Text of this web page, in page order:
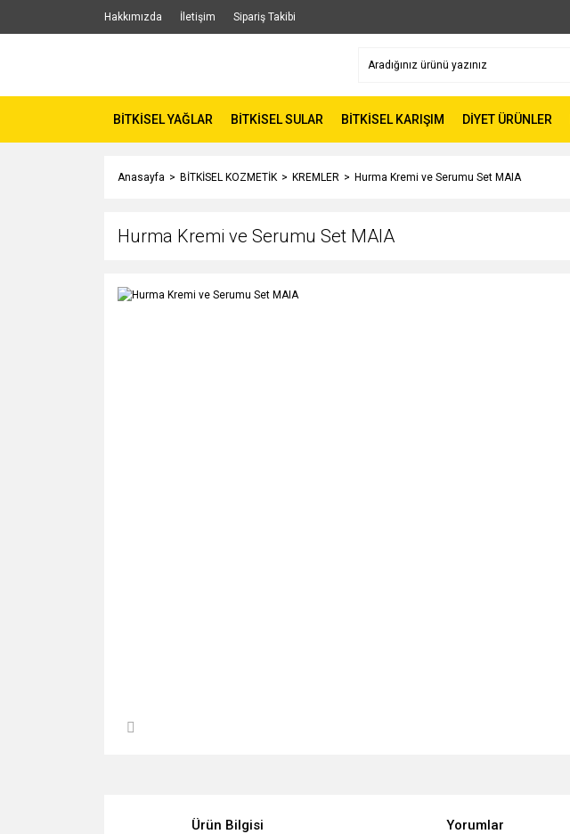
Hakkımızda İletişim Sipariş Takibi
BİTKİSEL YAĞLAR BİTKİSEL SULAR BİTKİSEL KARIŞIM DİYET ÜRÜNLER
Anasayfa BİTKİSEL KOZMETİK KREMLER Hurma Kremi ve Serumu Set MAIA
Hurma Kremi ve Serumu Set MAIA
Ürün Bilgisi Yorumlar